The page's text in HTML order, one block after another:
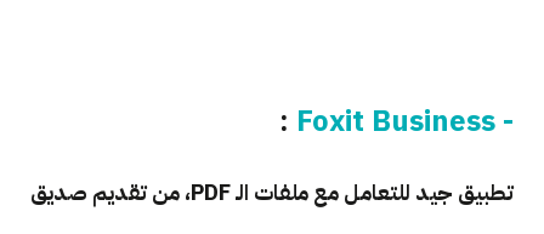
- Foxit Business
:
تطبيق جيد للتعامل مع ملفات الـ PDF، من تقديم صديق